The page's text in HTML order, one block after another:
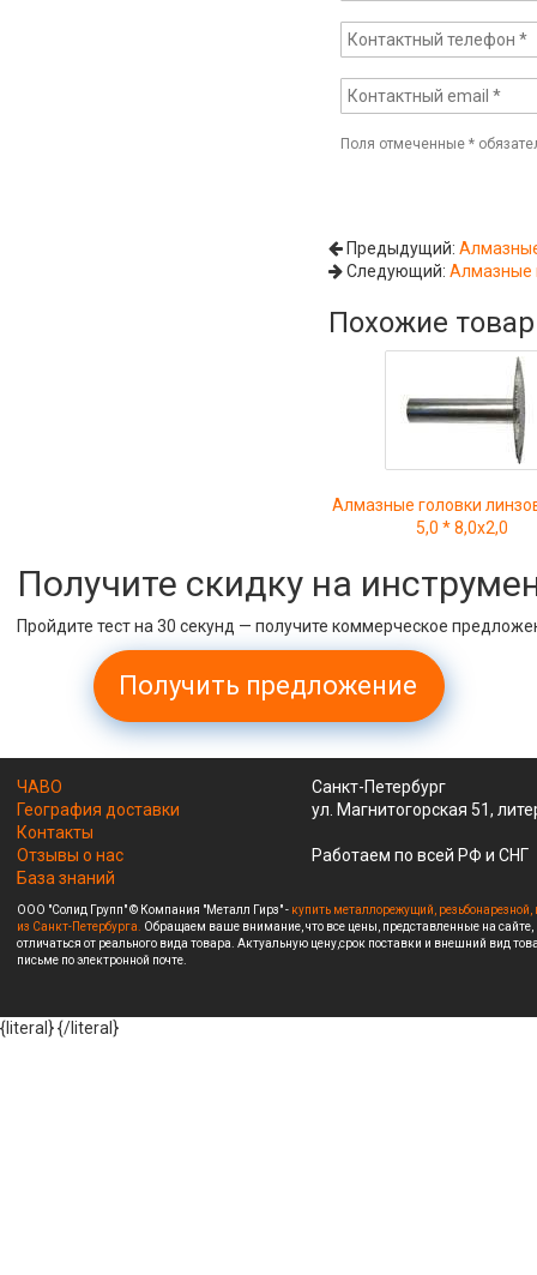
Поля отмеченные*
Предыдущий:
Следующий:Алмазные
Похожие
Алмазные головки
5,0 * 8,0х2,0
Получите скидку на
Пройдите тест на 30 секунд — получите коммерческое
Получить предложение
ЧАВО
География доставки
Контакты
Отзывы о нас
База знаний
Санкт-Петербург
ул. Магнитогорская 51,
Работаем по всей РФ и СНГ
ООО "Солид Групп" © Компания "Металл Гирз" - купить металлорежущий,
из Санкт-Петербурга. Обращаем ваше внимание, что все цены, представленные на
отличаться от реального вида товара. Актуальную цену,срок поставки и внешний вид
письме по электронной почте.
{literal}{/literal}